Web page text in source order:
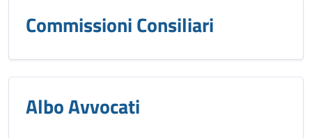
Commissioni Consiliari
Albo Avvocati